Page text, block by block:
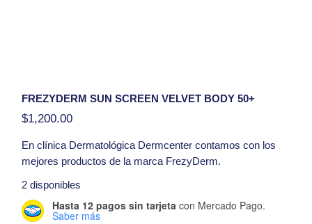
FREZYDERM SUN SCREEN VELVET BODY 50+
$1,200.00
En clínica Dermatológica Dermcenter contamos con los
mejores productos de la marca FrezyDerm.
Presentacion:
Proteccion Solar Para El Cuerpo
2 disponibles
Hasta 12 pagos sin tarjeta con Mercado Pago.
Saber más